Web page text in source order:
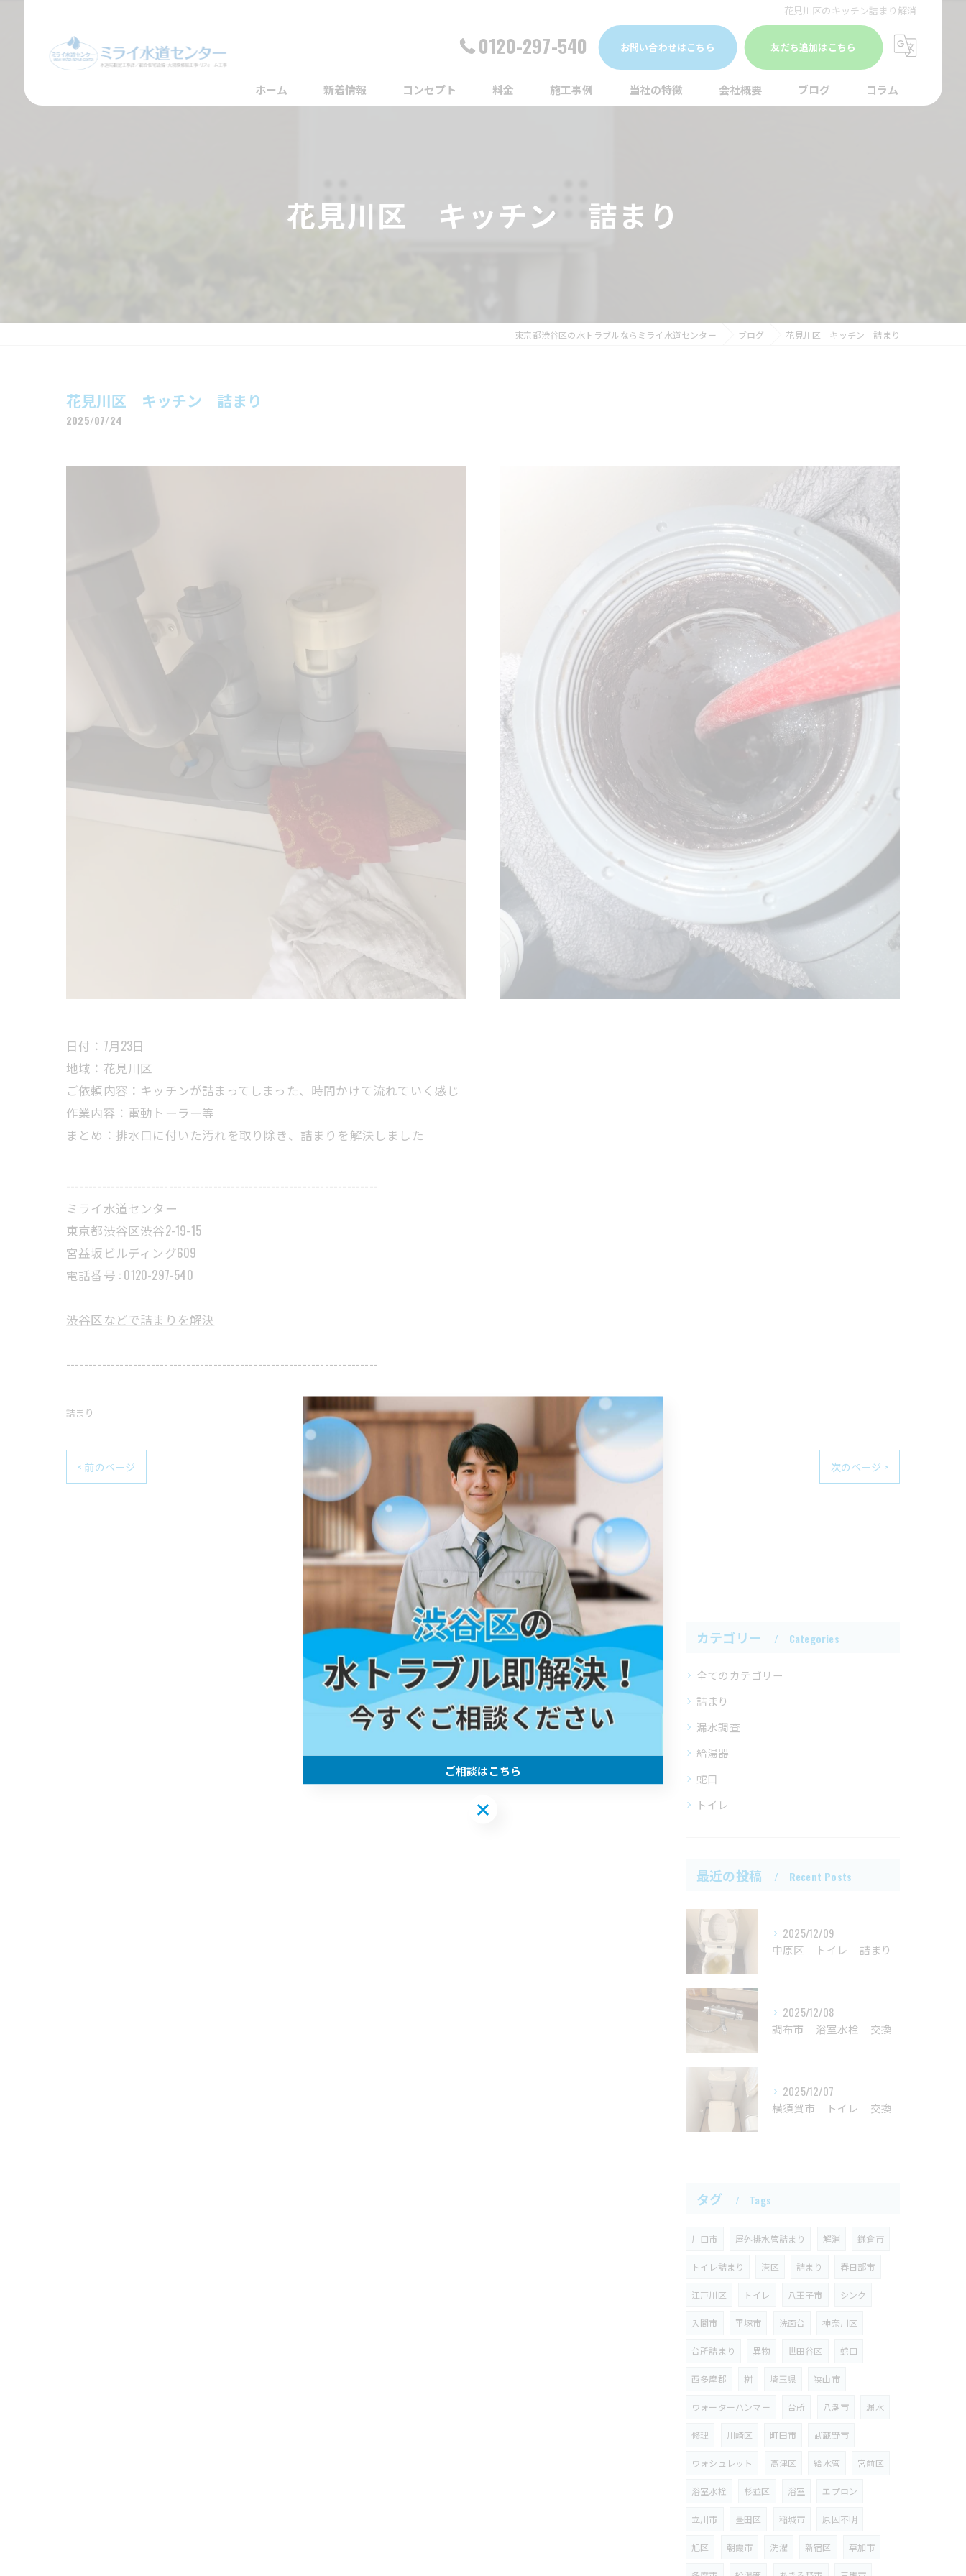
花見川区のキッチン詰まり解消
0120-297-540 お問い合わせはこちら 友だち追加はこちら
ホーム 新着情報 コンセプト 料金 施工事例 当社の特徴
給湯器
会社概要 ブログ コラム
花見川区 キッチン 詰まり
東京都渋谷区の水トラブルならミライ水道センター ブログ 花見川区 キッチン 詰まり
花見川区 キッチン 詰まり
2025/07/24
日付：7月23日
地域：花見川区
ご依頼内容：キッチンが詰まってしまった、時間かけて流れていく感じ
作業内容：電動トーラー等
まとめ：排水口に付いた汚れを取り除き、詰まりを解決しました
----------------------------------------------------------------------
ミライ水道センター
東京都渋谷区渋谷2-19-15
宮益坂ビルディング609
電話番号 : 0120-297-540
渋谷区などで詰まりを解決
----------------------------------------------------------------------
詰まり
< 前のページ 一覧に戻る 次のページ >
関連タグ
#花見川区 #キッチン #詰まり
カテゴリー Categories
全てのカテゴリー
詰まり
漏水調査
給湯器
蛇口
トイレ
最近の投稿 Recent Posts
2025/12/09
中原区 トイレ 詰まり
2025/12/08
調布市 浴室水栓 交換
2025/12/07
横須賀市 トイレ 交換
タグ Tags
川口市 屋外排水管詰まり 解消 鎌倉市
トイレ詰まり 港区 詰まり 春日部市
江戸川区 トイレ 八王子市 シンク
入間市 平塚市 洗面台 神奈川区
台所詰まり 異物 世田谷区 蛇口
西多摩郡 桝 埼玉県 狭山市
ウォーターハンマー 台所 八潮市 漏水
修理 川崎区 町田市 武蔵野市
ウォシュレット 高津区 給水管 宮前区
浴室水栓 杉並区 浴室 エプロン
立川市 墨田区 稲城市 原因不明
旭区 朝霞市 洗濯 新宿区 草加市
ご相談はこちら
ご相談はこちら